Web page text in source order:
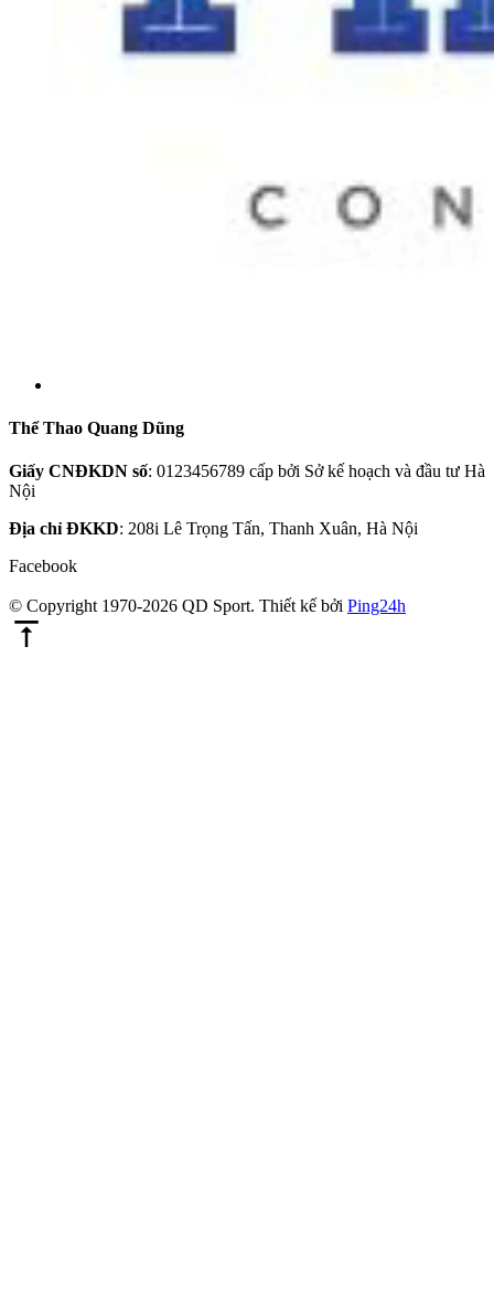
Thể Thao Quang Dũng
Giấy CNĐKDN số: 0123456789 cấp bởi Sở kế hoạch và đầu tư Hà
Nội
Địa chỉ ĐKKD: 208i Lê Trọng Tấn, Thanh Xuân, Hà Nội
Facebook
© Copyright 1970-2026 QD Sport. Thiết kế bởi Ping24h